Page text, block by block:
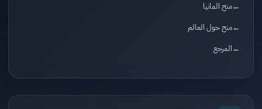
منح المانيا
منح حول العالم
المرجع